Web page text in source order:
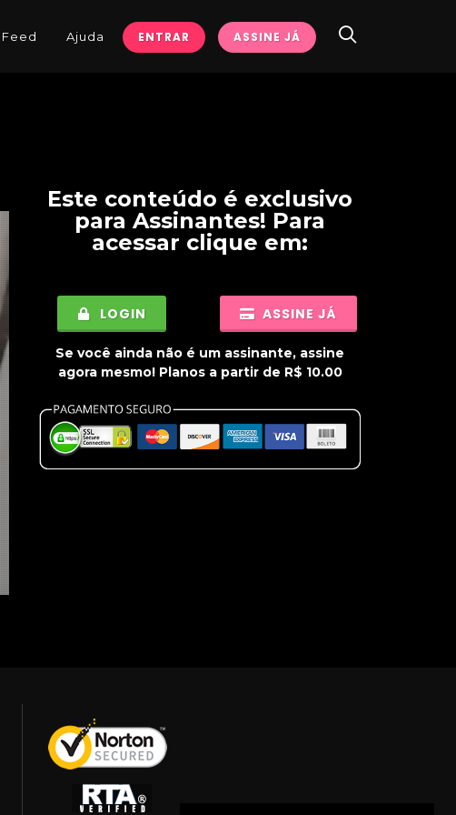
Feed Ajuda ENTRAR ASSINE JÁ
Este conteúdo é exclusivo
para Assinantes! Para
acessar clique em:
LOGIN ASSINE JÁ
Se você ainda não é um assinante, assine
agora mesmo! Planos a partir de R$ 10.00